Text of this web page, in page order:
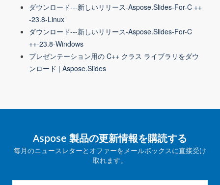
ダウンロード---新しいリリース-Aspose.Slides-For-C ++
-23.8-Linux
ダウンロード---新しいリリース-Aspose.Slides-For-C
++-23.8-Windows
プレゼンテーション用の C++ クラス ライブラリをダウ
ンロード | Aspose.Slides
Aspose 製品の更新情報を購読する
毎月のニュースレターとオファーをメールボックスに直接受け
取れます。